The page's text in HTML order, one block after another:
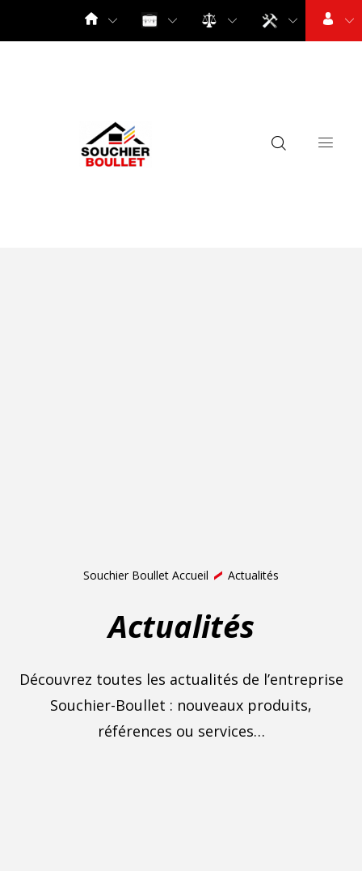
Souchier Boullet Accueil Actualités
Actualités
Découvrez toutes les actualités de l’entreprise
Souchier-Boullet : nouveaux produits,
références ou services…